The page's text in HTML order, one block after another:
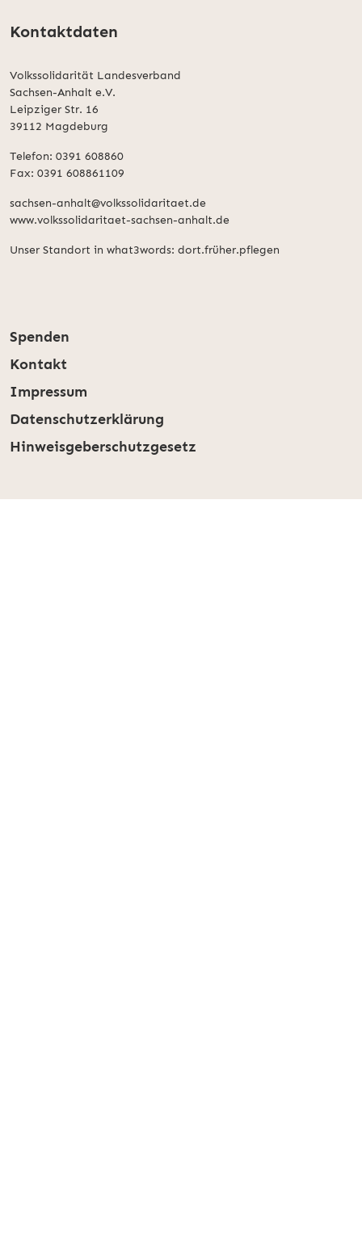
Kontaktdaten
Volkssolidarität Landesverband
Sachsen-Anhalt e.V.
Leipziger Str. 16
39112 Magdeburg
Telefon: 0391 608860
Fax: 0391 608861109
sachsen-anhalt@volkssolidaritaet.de
www.volkssolidaritaet-sachsen-anhalt.de
Unser Standort in what3words: dort.früher.pflegen
Spenden
Kontakt
Impressum
Datenschutzerklärung
Hinweisgeberschutzgesetz